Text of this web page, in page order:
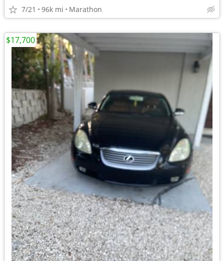
7/21 96k mi Marathon
$17,700